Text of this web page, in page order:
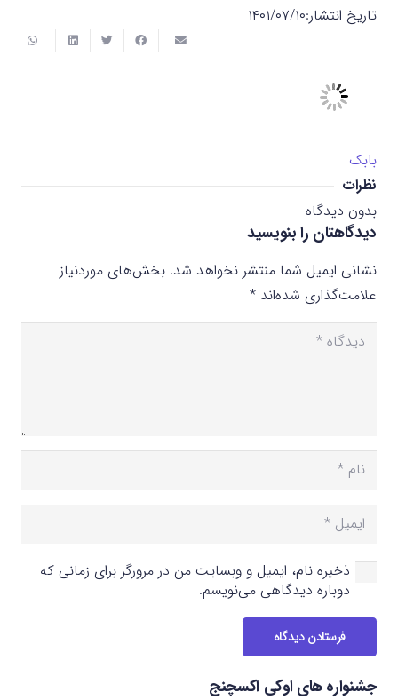
تاریخ انتشار:۱۴۰۱/۰۷/۱۰
بابک
نظرات
بدون دیدگاه
دیدگاهتان را بنویسید
نشانی ایمیل شما منتشر نخواهد شد. بخش‌های موردنیاز
علامت‌گذاری شده‌اند *
ذخیره نام، ایمیل و وبسایت من در مرورگر برای زمانی که
دوباره دیدگاهی می‌نویسم.
فرستادن دیدگاه
جشنواره های اوکی اکسچنج